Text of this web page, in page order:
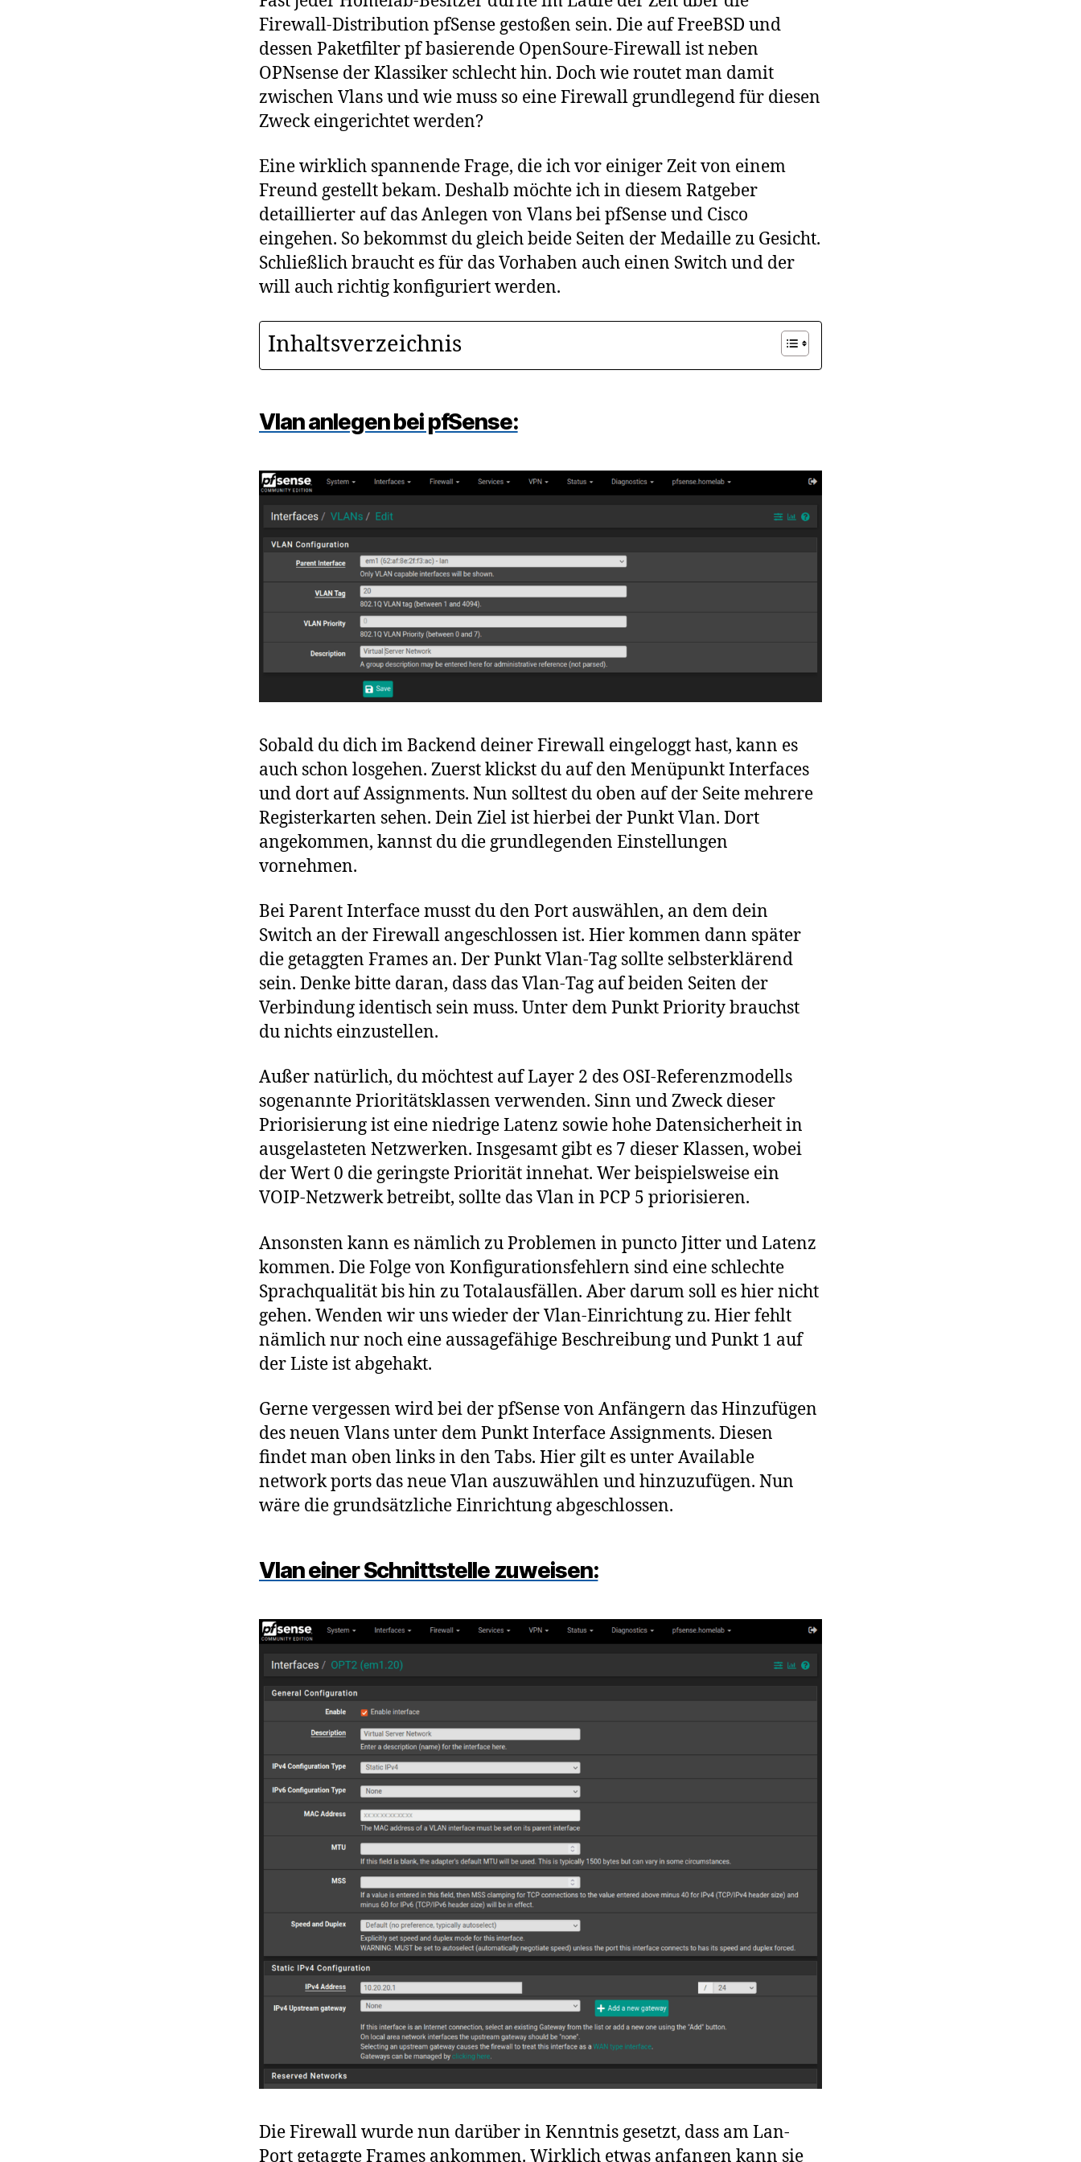
Firewall-Distribution pfSense gestoßen sein. Die auf FreeBSD und
dessen Paketfilter pf basierende OpenSoure-Firewall ist neben
OPNsense der Klassiker schlecht hin. Doch wie routet man damit
zwischen Vlans und wie muss so eine Firewall grundlegend für diesen
Zweck eingerichtet werden?
Eine wirklich spannende Frage, die ich vor einiger Zeit von einem
Freund gestellt bekam. Deshalb möchte ich in diesem Ratgeber
detaillierter auf das Anlegen von Vlans bei pfSense und Cisco
eingehen. So bekommst du gleich beide Seiten der Medaille zu Gesicht.
Schließlich braucht es für das Vorhaben auch einen Switch und der
will auch richtig konfiguriert werden.
Inhaltsverzeichnis
Vlan anlegen bei pfSense:
Sobald du dich im Backend deiner Firewall eingeloggt hast, kann es
auch schon losgehen. Zuerst klickst du auf den Menüpunkt Interfaces
und dort auf Assignments. Nun solltest du oben auf der Seite mehrere
Registerkarten sehen. Dein Ziel ist hierbei der Punkt Vlan. Dort
angekommen, kannst du die grundlegenden Einstellungen
vornehmen.
Bei Parent Interface musst du den Port auswählen, an dem dein
Switch an der Firewall angeschlossen ist. Hier kommen dann später
die getaggten Frames an. Der Punkt Vlan-Tag sollte selbsterklärend
sein. Denke bitte daran, dass das Vlan-Tag auf beiden Seiten der
Verbindung identisch sein muss. Unter dem Punkt Priority brauchst
du nichts einzustellen.
Außer natürlich, du möchtest auf Layer 2 des OSI-Referenzmodells
sogenannte Prioritätsklassen verwenden. Sinn und Zweck dieser
Priorisierung ist eine niedrige Latenz sowie hohe Datensicherheit in
ausgelasteten Netzwerken. Insgesamt gibt es 7 dieser Klassen, wobei
der Wert 0 die geringste Priorität innehat. Wer beispielsweise ein
VOIP-Netzwerk betreibt, sollte das Vlan in PCP 5 priorisieren.
Ansonsten kann es nämlich zu Problemen in puncto Jitter und Latenz
kommen. Die Folge von Konfigurationsfehlern sind eine schlechte
Sprachqualität bis hin zu Totalausfällen. Aber darum soll es hier nicht
gehen. Wenden wir uns wieder der Vlan-Einrichtung zu. Hier fehlt
nämlich nur noch eine aussagefähige Beschreibung und Punkt 1 auf
der Liste ist abgehakt.
Gerne vergessen wird bei der pfSense von Anfängern das Hinzufügen
des neuen Vlans unter dem Punkt Interface Assignments. Diesen
findet man oben links in den Tabs. Hier gilt es unter Available
network ports das neue Vlan auszuwählen und hinzuzufügen. Nun
wäre die grundsätzliche Einrichtung abgeschlossen.
Vlan einer Schnittstelle zuweisen:
Die Firewall wurde nun darüber in Kenntnis gesetzt, dass am Lan-
Port getaggte Frames ankommen. Wirklich etwas anfangen kann sie